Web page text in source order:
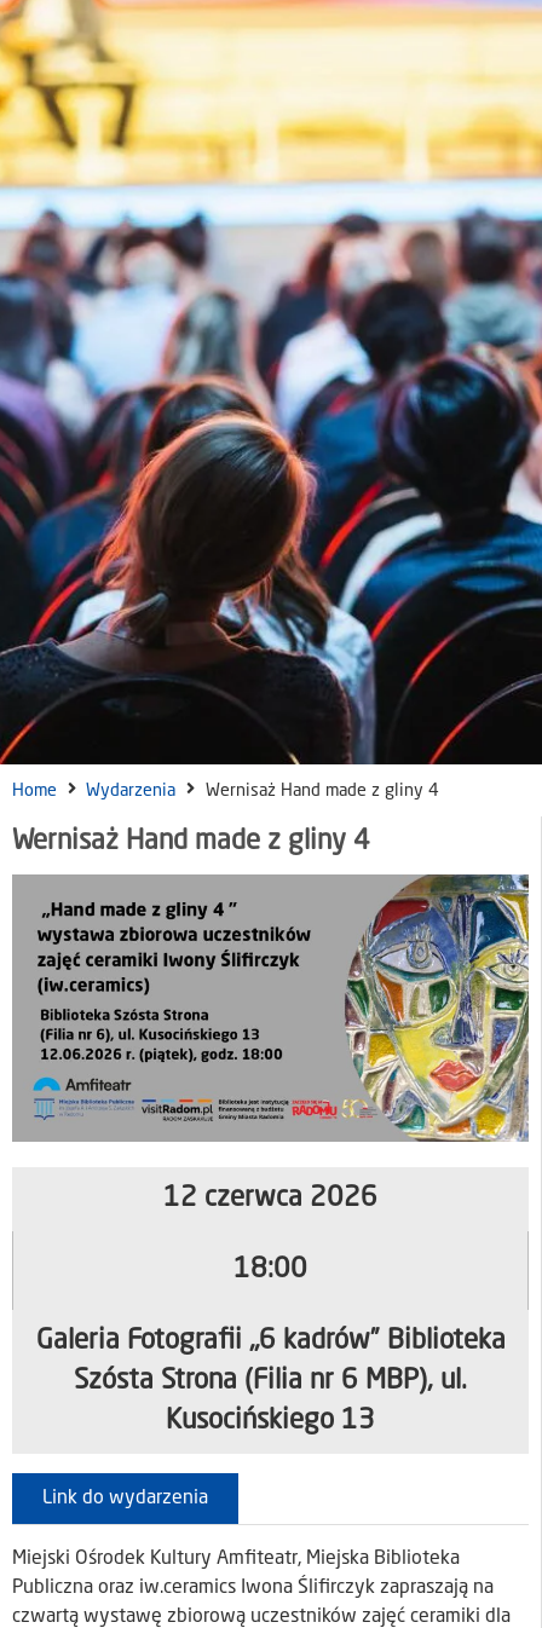
Home Wydarzenia Wernisaż Hand made z gliny 4
Wernisaż Hand made z gliny 4
12 czerwca 2026
18:00
Galeria Fotografii „6 kadrów” Biblioteka
Szósta Strona (Filia nr 6 MBP), ul.
Kusocińskiego 13
Link do wydarzenia
Miejski Ośrodek Kultury Amfiteatr, Miejska Biblioteka
Publiczna oraz iw.ceramics Iwona Ślifirczyk zapraszają na
czwartą wystawę zbiorową uczestników zajęć ceramiki dla